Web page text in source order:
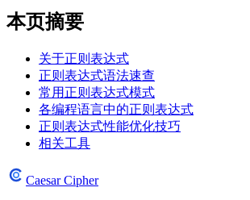
本页摘要
关于正则表达式
正则表达式语法速查
常用正则表达式模式
各编程语言中的正则表达式
正则表达式性能优化技巧
相关工具
Caesar Cipher